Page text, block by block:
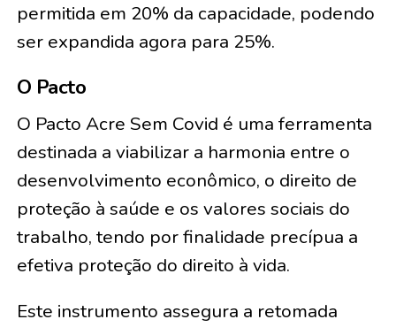
permitida em 20% da capacidade, podendo
ser expandida agora para 25%.
O Pacto
O Pacto Acre Sem Covid é uma ferramenta
destinada a viabilizar a harmonia entre o
desenvolvimento econômico, o direito de
proteção à saúde e os valores sociais do
trabalho, tendo por finalidade precípua a
efetiva proteção do direito à vida.
Este instrumento assegura a retomada